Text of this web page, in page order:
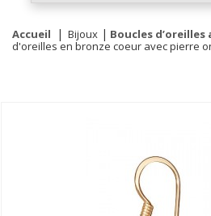
Accueil Bijoux Boucles
d'oreilles en bronze coeur avec pierre